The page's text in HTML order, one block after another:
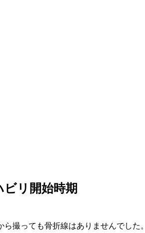
リ開始時期
撮っても骨折線はありませんでした。